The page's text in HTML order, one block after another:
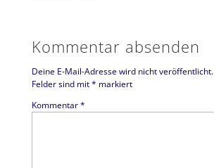
Kommentar absenden
Deine E-Mail-Adresse wird nicht veröffentlicht.
Felder sind mit* markiert
Kommentar*